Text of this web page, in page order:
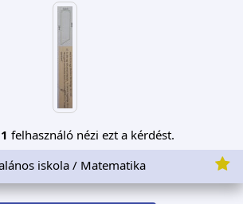
1 felhasználó nézi ezt a kérdést.
iskola / Matematika